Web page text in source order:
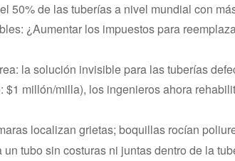
50% de las tuberías a nivel mundial con
¿Aumentar los impuestos para
la solución invisible para las tuberías
$1 millón/milla), los ingenieros ahora
localizan grietas; boquillas rocían
tubo sin costuras ni juntas dentro de la